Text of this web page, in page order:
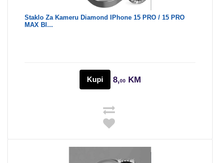
Staklo Za Kameru Diamond IPhone 15 PRO / 15 PRO
MAX Bl...
Kupi 8,00KM